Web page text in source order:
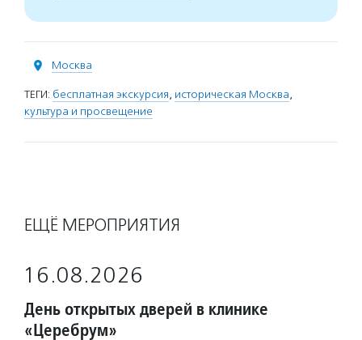
Москва
ТЕГИ: бесплатная экскурсия, историческая Москва,
культура и просвещение
ЕЩЁ МЕРОПРИЯТИЯ
16.08.2026
День открытых дверей в клинике
«Церебрум»